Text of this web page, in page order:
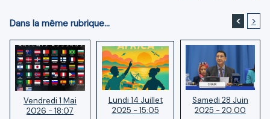
Dans la même rubrique... < >
Vendredi 1 Mai
2026 - 18:07
Lundi 14 Juillet
2025 - 15:05
Samedi 28 Juin
2025 - 20:00